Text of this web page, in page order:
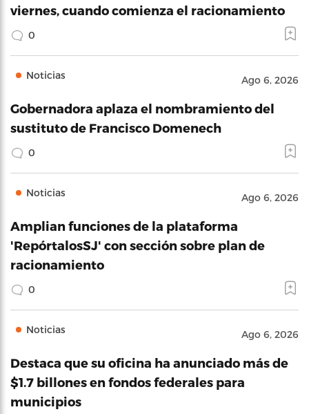
viernes, cuando comienza el racionamiento
0
Noticias Ago 6, 2026
Gobernadora aplaza el nombramiento del
sustituto de Francisco Domenech
0
Noticias Ago 6, 2026
Amplian funciones de la plataforma
'RepórtalosSJ' con sección sobre plan de
racionamiento
0
Noticias Ago 6, 2026
Destaca que su oficina ha anunciado más de
$1.7 billones en fondos federales para
municipios